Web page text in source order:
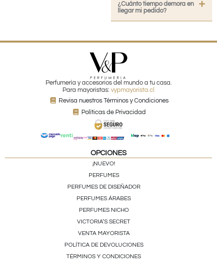
¿Cuánto tiempo demora en
llegar mi pedido?
Perfumería y accesorios del mundo a tu casa.
Para mayoristas: vypmayorista.cl
Revisa nuestros Términos y Condiciones
Políticas de Privacidad
OPCIONES
¡NUEVO!
PERFUMES
PERFUMES DE DISEÑADOR
PERFUMES ÁRABES
PERFUMES NICHO
VICTORIA’S SECRET
VENTA MAYORISTA
POLÍTICA DE DEVOLUCIONES
TÉRMINOS Y CONDICIONES